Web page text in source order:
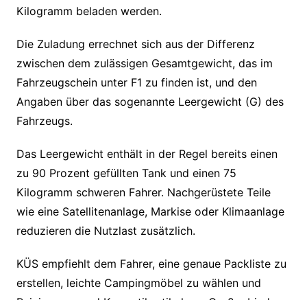
Kilogramm beladen werden.
Die Zuladung errechnet sich aus der Differenz
zwischen dem zulässigen Gesamtgewicht, das im
Fahrzeugschein unter F1 zu finden ist, und den
Angaben über das sogenannte Leergewicht (G) des
Fahrzeugs.
Das Leergewicht enthält in der Regel bereits einen
zu 90 Prozent gefüllten Tank und einen 75
Kilogramm schweren Fahrer. Nachgerüstete Teile
wie eine Satellitenanlage, Markise oder Klimaanlage
reduzieren die Nutzlast zusätzlich.
KÜS empfiehlt dem Fahrer, eine genaue Packliste zu
erstellen, leichte Campingmöbel zu wählen und